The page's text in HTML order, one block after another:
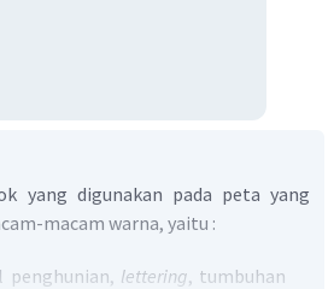
yang digunakan pada peta yang
macam warna, yaitu :
lettering, tumbuhan